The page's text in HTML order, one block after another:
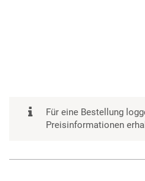
Für eine Bestellung
Preisinformationen